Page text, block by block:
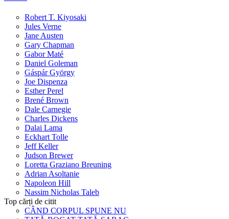
Robert T. Kiyosaki
Jules Verne
Jane Austen
Gary Chapman
Gabor Maté
Daniel Goleman
Gáspár György
Joe Dispenza
Esther Perel
Brené Brown
Dale Carnegie
Charles Dickens
Dalai Lama
Eckhart Tolle
Jeff Keller
Judson Brewer
Loretta Graziano Breuning
Adrian Asoltanie
Napoleon Hill
Nassim Nicholas Taleb
Top cărți de citit
CÂND CORPUL SPUNE NU